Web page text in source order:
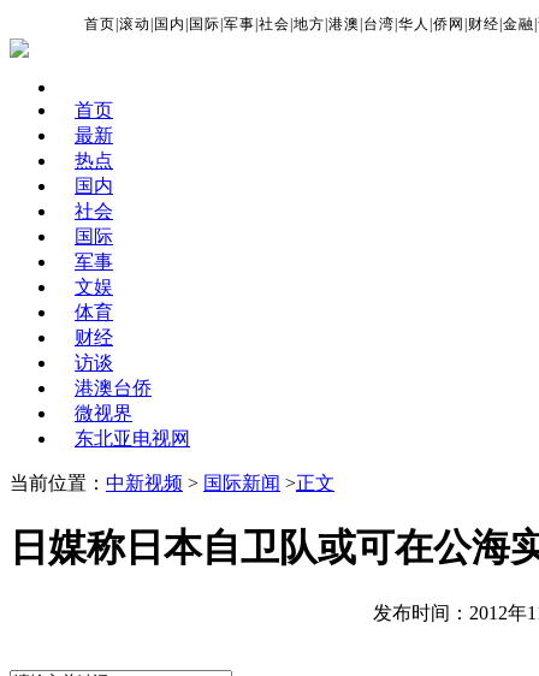
首页 |滚动 国内 国际 |军事 |社会 |地方 |港澳 台湾 |华人 |侨网 财经 |金融 |
首页
最新
热点
国内
社会
国际
军事
文娱
体育
财经
访谈
港澳台侨
微视界
东北亚电视网
当前位置： 中新视频 > 国际新闻 >正文
日媒称日本自卫队或可在公海
发布时间：2012年